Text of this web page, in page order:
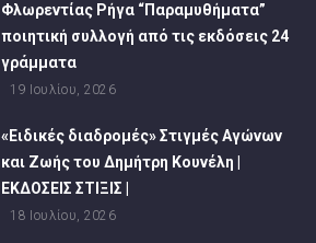
Φλωρεντίας Ρήγα “Παραμυθήματα”
ποιητική συλλογή από τις εκδόσεις 24
γράμματα
19 Ιουλίου, 2026
«Ειδικές διαδρομές» Στιγμές Αγώνων
και Ζωής του Δημήτρη Κουνέλη |
ΕΚΔΟΣΕΙΣ ΣΤΙΞΙΣ |
18 Ιουλίου, 2026